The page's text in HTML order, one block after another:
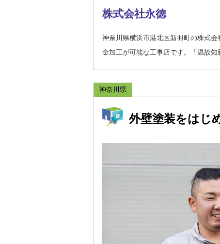
株式会社永徳
神奈川県横浜市港北区新羽町の株式
金加工が可能な工事店です。「温故
神奈川県
外壁塗装をはじ